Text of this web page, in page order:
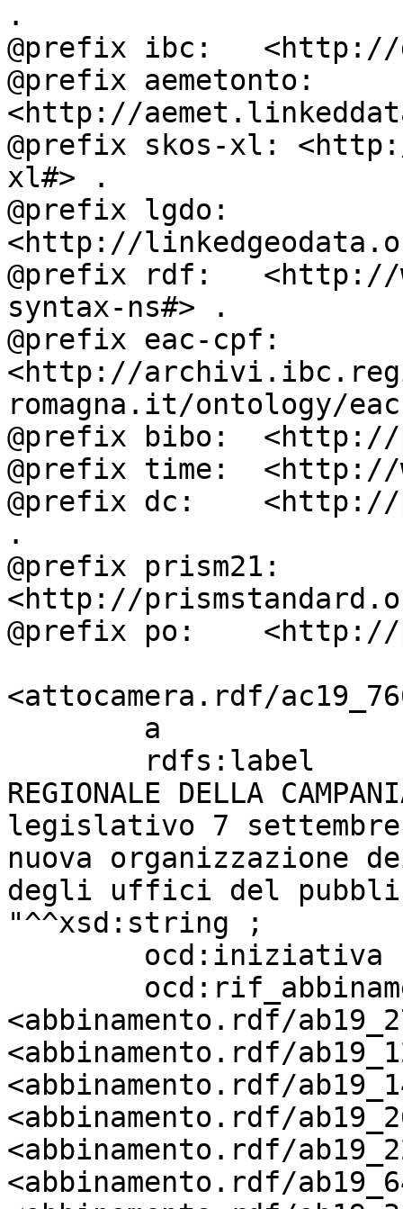
.
@prefix ibc:
@prefix aemetonto:
<http://
@prefix skos-xl:
xl#> .
@prefix lgdo:
<http://
@prefix rdf:   <http://
syntax-ns#> .
@prefix eac-cpf:
<http://
romagna.it/ontology/
@prefix bibo:
@prefix time:  <http://
@prefix dc:    <http://
.
@prefix prism21:
<http://
@prefix po:
<attocamera.rdf/
REGIONALE DELLA
legislativo 7
nuova
degli uffici del
"^^xsd:string ;
<abbinamento.rdf/
<abbinamento.rdf/
<abbinamento.rdf/
<abbinamento.rdf/
<abbinamento.rdf/
<abbinamento.rdf/